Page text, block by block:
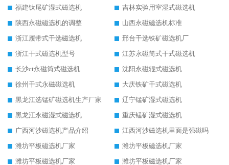
福建钛尾矿湿式磁选机
吉林实验用室湿式磁选机
陕西永磁磁选机的调整
山西永磁磁选机标准
浙江履带式干选磁选机
邢台干选铁矿磁选机厂
浙江干式磁选机型号
江苏永磁筒式干式磁选机
长沙ct永磁筒式磁选机
沈阳永磁辊式磁选机
徐州干式永磁磁选机
大庆铁矿干式磁选机
黑龙江选锰矿磁选机生产厂家
辽宁锰矿湿式磁选机
黑龙江永磁湿式磁选机
重庆锰矿湿式磁选机
广西河沙磁选机产品介绍
江西河沙磁选机里面是强磁吗
潍坊平板磁选机厂家
潍坊平板磁选机厂家
潍坊平板磁选机厂家
潍坊平板磁选机厂家